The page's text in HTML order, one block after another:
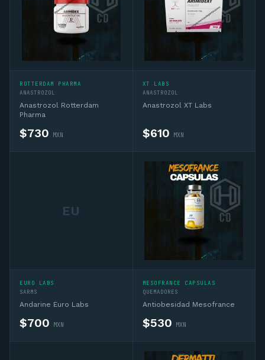
ROTTERDAM PHARMA
ANASTROZOL
Anastrozol Rotterdam
Pharma
$730 MXN
XT LABS
ANASTROZOL
Anastrozol XT Labs
$610 MXN
EU
EURO LABS
SARMS
Andarine Euro Labs
$700 MXN
MESOFRANCE CAPSULAS
QUEMADORES
Antiobesidad Mesofrance
$530 MXN